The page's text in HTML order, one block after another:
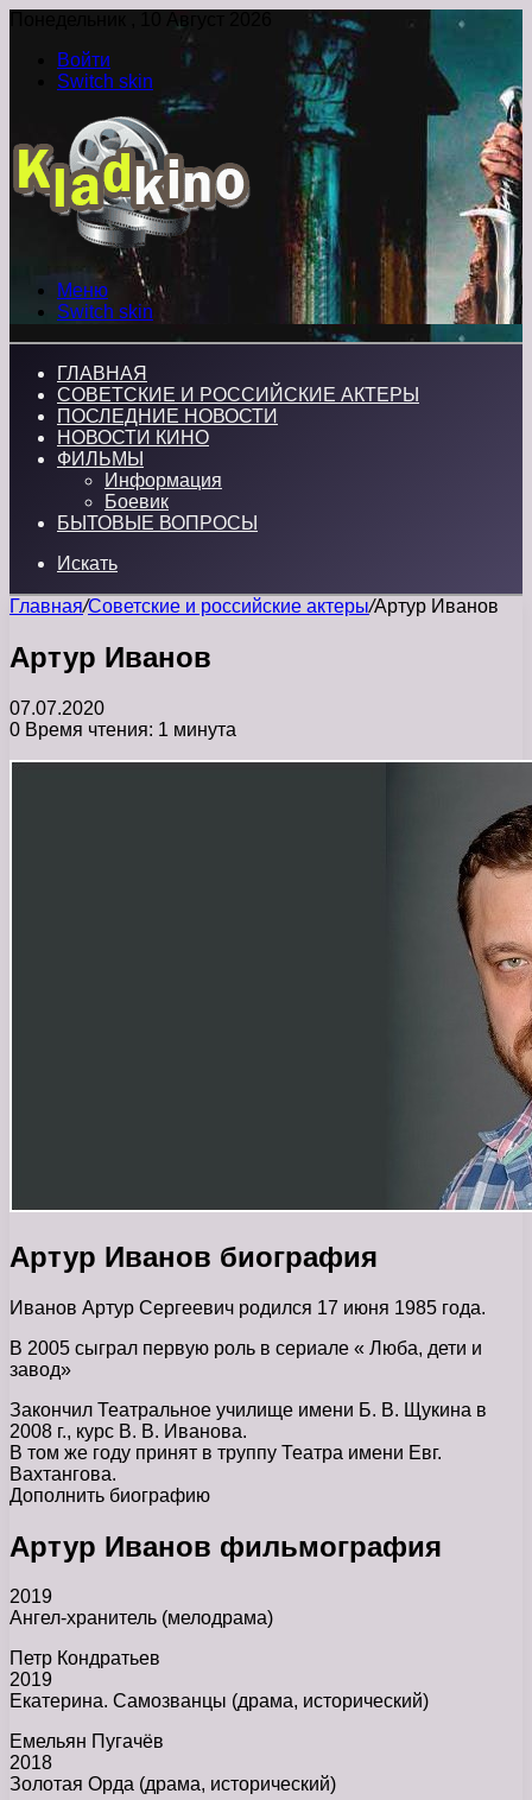
Понедельник , 10 Август 2026
Войти
Switch skin
Меню
Switch skin
ГЛАВНАЯ
СОВЕТСКИЕ И РОССИЙСКИЕ АКТЕРЫ
ПОСЛЕДНИЕ НОВОСТИ
НОВОСТИ КИНО
ФИЛЬМЫ
Информация
Боевик
БЫТОВЫЕ ВОПРОСЫ
Искать
Главная/Советские и российские актеры/Артур Иванов
Артур Иванов
07.07.2020
0 Время чтения: 1 минута
Артур Иванов биография
Иванов Артур Сергеевич родился 17 июня 1985 года.
В 2005 сыграл первую роль в сериале « Люба, дети и
завод»
Закончил Театральное училище имени Б. В. Щукина в
2008 г., курс В. В. Иванова.
В том же году принят в труппу Театра имени Евг.
Вахтангова.
Дополнить биографию
Артур Иванов фильмография
2019
Ангел-хранитель (мелодрама)
Петр Кондратьев
2019
Екатерина. Самозванцы (драма, исторический)
Емельян Пугачёв
2018
Золотая Орда (драма, исторический)